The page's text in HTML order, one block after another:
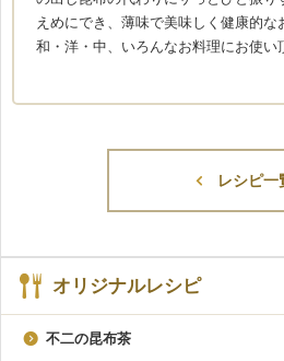
えめにでき、薄味で美味しく健康的な
和・洋・中、いろんなお料理にお使い
レシピ一
オリジナルレシピ
不二の昆布茶